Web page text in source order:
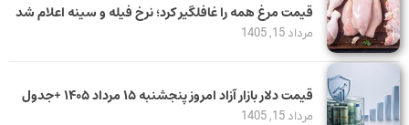
قیمت مرغ همه را غافلگیر کرد؛ نرخ فیله و سینه اعلام شد
مرداد 15, 1405
قیمت دلار بازار آزاد امروز پنجشنبه ۱۵ مرداد ۱۴۰۵ +جدول
مرداد 15, 1405